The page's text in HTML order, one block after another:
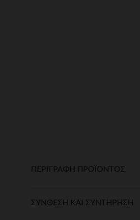
ΠΕΡΙΓΡΑΦΉ ΠΡΟΪΌΝΤΟΣ
ΣΎΝΘΕΣΗ ΚΑΙ ΣΥΝΤΉΡΗΣΗ